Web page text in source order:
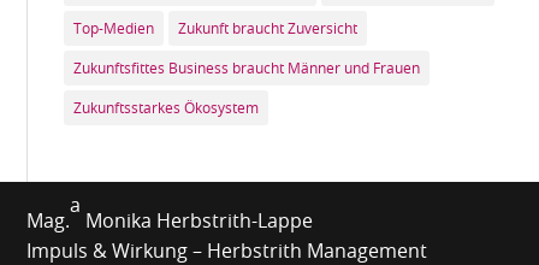
Top-Medien Zukunft braucht Zuversicht
Zukunftsfittes Business braucht Männer und Frauen
Zukunftsstarkes Ökosystem
Mag.
a
Monika Herbstrith-Lappe
Impuls & Wirkung – Herbstrith Management